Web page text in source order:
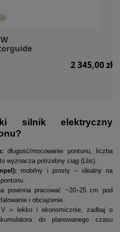
2 345,00 zł
silnik elektryczny
długość/mocowanie pontonu, liczba
wyznacza potrzebny ciąg (Lbs).
mobilny i prosty – idealny na
powinna pracować ~20–25 cm pod
i obciążenie.
= lekko i ekonomicznie; zadbaj o
do planowanego czasu